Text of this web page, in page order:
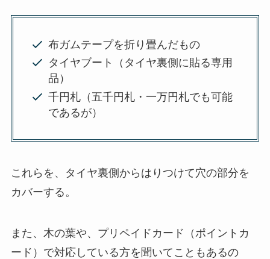
布ガムテープを折り畳んだもの
タイヤブート（タイヤ裏側に貼る専用
品）
千円札（五千円札・一万円札でも可能
であるが）
これらを、タイヤ裏側からはりつけて穴の部分を
カバーする。
また、木の葉や、プリペイドカード（ポイントカ
ード）で対応している方を聞いてこともあるの